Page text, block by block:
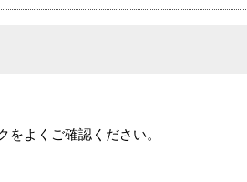
よくご確認ください。